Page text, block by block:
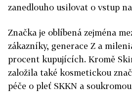
zanedlouho usilovat o vstup
Značka je oblíbená zejména
zákazníky, generace Z a
procent kupujících. Kromě
založila také kosmetickou
péče o pleť SKKN a